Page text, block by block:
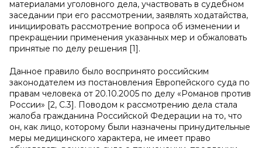
материалами уголовного дела, участвовать в судебном
заседании при его рассмотрении, заявлять ходатайства,
инициировать рассмотрение вопроса об изменении и
прекращении применения указанных мер и обжаловать
принятые по делу решения [1].
Данное правило было воспринято российским
законодателем из постановления Европейского суда по
правам человека от 20.10.2005 по делу «Романов против
России» [2, С.3]. Поводом к рассмотрению дела стала
жалоба гражданина Российской Федерации на то, что
он, как лицо, которому были назначены принудительные
меры медицинского характера, не имеет право